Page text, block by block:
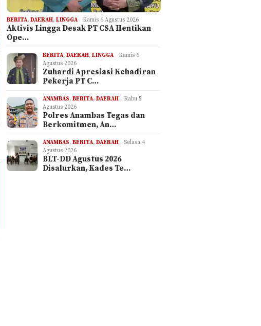
BERITA,DAERAH,LINGGA Kamis 6 Agustus 2026
Aktivis Lingga Desak PT CSA Hentikan
Ope…
BERITA,DAERAH,LINGGA
Kamis 6
Agustus 2026
Zuhardi Apresiasi Kehadiran
Pekerja PT C…
ANAMBAS,BERITA,DAERAH
Rabu 5
Agustus 2026
Polres Anambas Tegas dan
Berkomitmen, An…
ANAMBAS,BERITA,DAERAH
Selasa 4
Agustus 2026
BLT-DD Agustus 2026
Disalurkan, Kades Te…